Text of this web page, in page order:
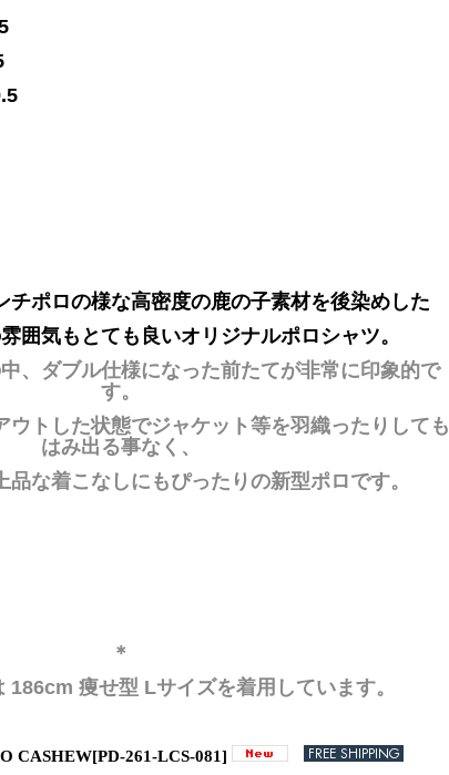
チポロの様な高密度の鹿の子素材を後染めした
囲気もとても良いオリジナルポロシャツ。
、ダブル仕様になった前たてが非常に印象的で
す。
ウトした状態でジャケット等を羽織ったりしても
はみ出る事なく、
品な着こなしにもぴったりの新型ポロです。
＊
186cm 痩せ型 Lサイズを着用しています。
CASHEW[PD-261-LCS-081]